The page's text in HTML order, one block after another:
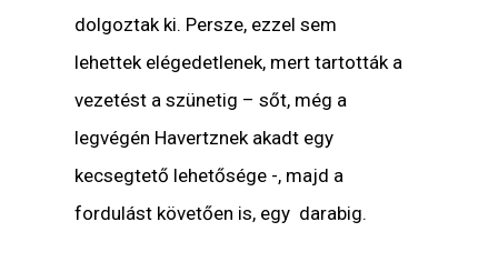
dolgoztak ki. Persze, ezzel sem
lehettek elégedetlenek, mert tartották a
vezetést a szünetig – sőt, még a
legvégén Havertznek akadt egy
kecsegtető lehetősége -, majd a
fordulást követően is, egy darabig.